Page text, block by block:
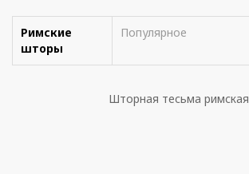
Римские
шторы
Популярное
Шторная тесьма римская